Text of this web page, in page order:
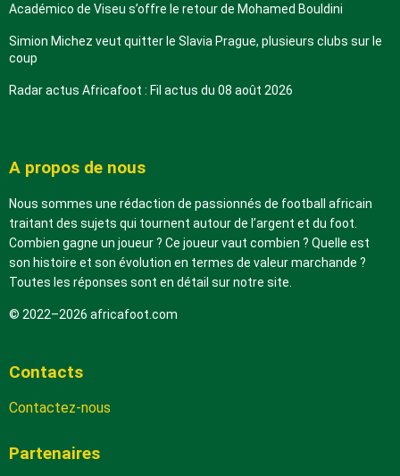
Académico de Viseu s’offre le retour de Mohamed Bouldini
Simion Michez veut quitter le Slavia Prague, plusieurs clubs sur le
coup
Radar actus Africafoot : Fil actus du 08 août 2026
A propos de nous
Nous sommes une rédaction de passionnés de football africain
traitant des sujets qui tournent autour de l’argent et du foot.
Combien gagne un joueur ? Ce joueur vaut combien ? Quelle est
son histoire et son évolution en termes de valeur marchande ?
Toutes les réponses sont en détail sur notre site.
© 2022–2026 africafoot.com
Contacts
Contactez-nous
Partenaires